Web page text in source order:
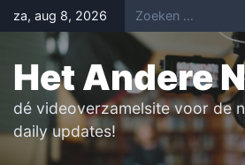
Skip
to
content
za, aug 8, 2026
Het Andere
dé videoverzamelsite voor de
daily updates!